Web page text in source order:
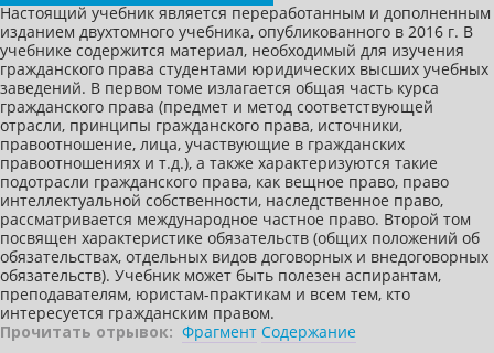
Настоящий учебник является переработанным и дополненным
изданием двухтомного учебника, опубликованного в 2016 г. В
учебнике содержится материал, необходимый для изучения
гражданского права студентами юридических высших учебных
заведений. В первом томе излагается общая часть курса
гражданского права (предмет и метод соответствующей
отрасли, принципы гражданского права, источники,
правоотношение, лица, участвующие в гражданских
правоотношениях и т.д.), а также характеризуются такие
подотрасли гражданского права, как вещное право, право
интеллектуальной собственности, наследственное право,
рассматривается международное частное право. Второй том
посвящен характеристике обязательств (общих положений об
обязательствах, отдельных видов договорных и внедоговорных
обязательств). Учебник может быть полезен аспирантам,
преподавателям, юристам-практикам и всем тем, кто
интересуется гражданским правом.
Прочитать отрывок: Фрагмент Содержание